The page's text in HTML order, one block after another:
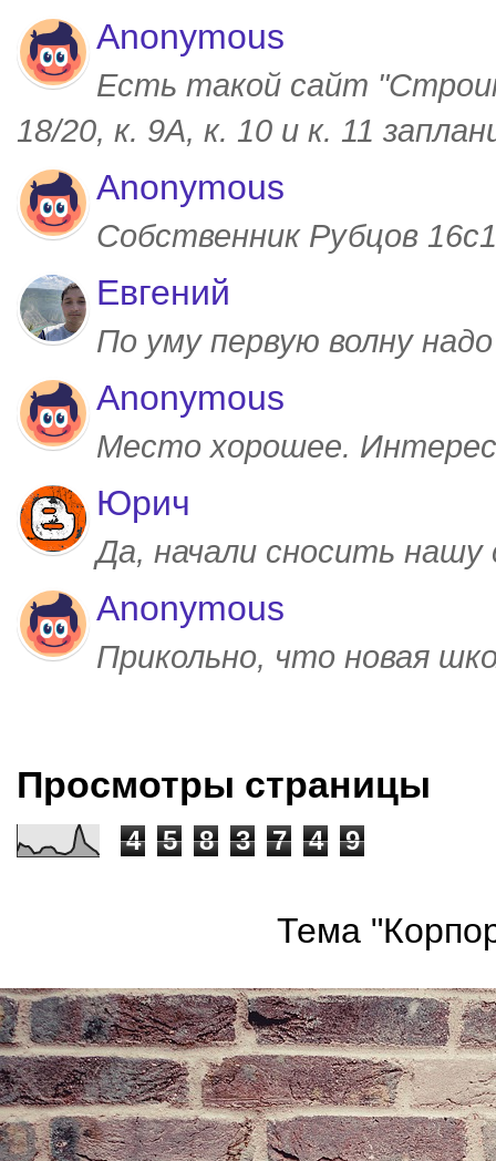
Anonymous
Есть такой сайт
18/20, к. 9А, к. 10 и к. 11
Anonymous
Собственник Рубцов
Евгений
По уму первую волну
Anonymous
Место хорошее.
Юрич
Да, начали сносить
Anonymous
Прикольно, что новая
Просмотры страницы
4 5 8 3 7 4 9
Тема